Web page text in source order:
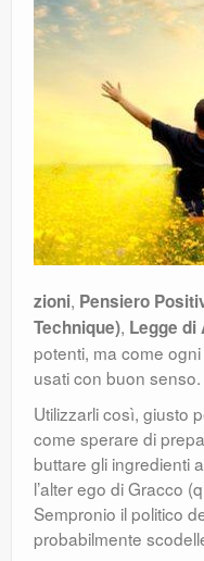
zioni, Pensiero
Technique), Legge di
potenti, ma come
usati con buon senso.
Utilizzarli così, giusto
come sperare di
buttare gli ingredienti
l’alter ego di Gracco
Sempronio il politico
probabilmente